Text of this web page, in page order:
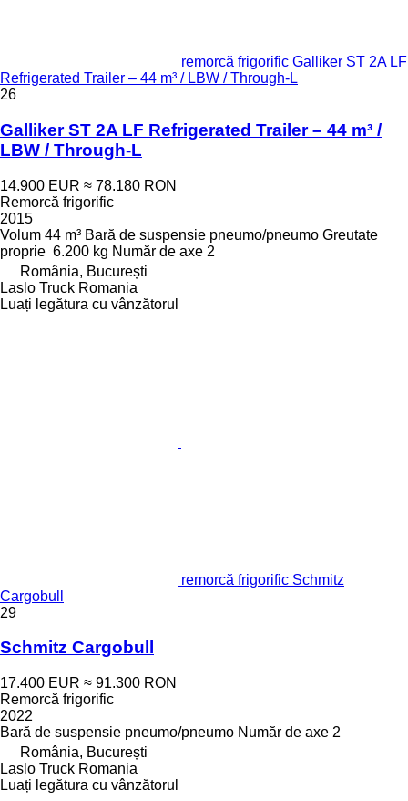
remorcă frigorific Galliker ST 2A LF
Refrigerated Trailer – 44 m³ / LBW / Through-L
26
Galliker ST 2A LF Refrigerated Trailer – 44 m³ /
LBW / Through-L
14.900 EUR ≈ 78.180 RON
Remorcă frigorific
2015
Volum 44 m³ Bară de suspensie pneumo/pneumo Greutate
proprie 6.200 kg Număr de axe 2
România, București
Laslo Truck Romania
Luați legătura cu vânzătorul
remorcă frigorific Schmitz
Cargobull
29
Schmitz Cargobull
17.400 EUR ≈ 91.300 RON
Remorcă frigorific
2022
Bară de suspensie pneumo/pneumo Număr de axe 2
România, București
Laslo Truck Romania
Luați legătura cu vânzătorul